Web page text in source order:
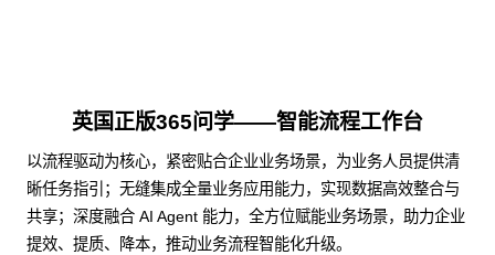
英国正版365问学——智能流程工作台
以流程驱动为核心，紧密贴合企业业务场景，为业务人员提供清
晰任务指引；无缝集成全量业务应用能力，实现数据高效整合与
共享；深度融合 AI Agent 能力，全方位赋能业务场景，助力企业
提效、提质、降本，推动业务流程智能化升级。